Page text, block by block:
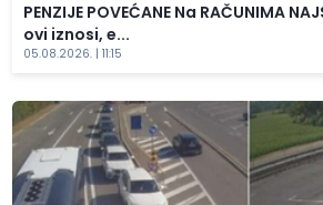
PENZIJE POVEĆANE Na RAČUNIMA
ovi iznosi, e...
05.08.2026. | 11:15